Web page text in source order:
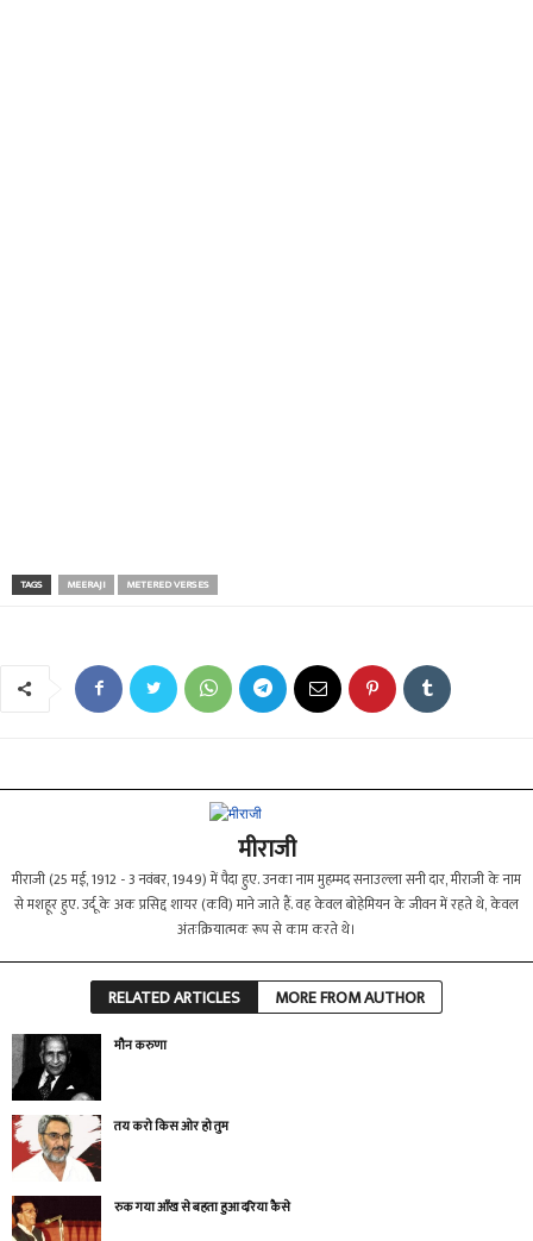
TAGS MEERAJI METERED VERSES
मीराजी
मीराजी (25 मई, 1912 - 3 नवंबर, 1949) में पैदा हुए. उनका नाम मुहम्मद सनाउल्ला सनी दार, मीराजी के नाम
से मशहूर हुए. उर्दू के अक प्रसिद्द शायर (कवि) माने जाते हैं. वह केवल बोहेमियन के जीवन में रहते थे, केवल
अंतःक्रियात्मक रूप से काम करते थे।
RELATED ARTICLES MORE FROM AUTHOR
मौन करुणा
तय करो किस ओर हो तुम
रुक गया आँख से बहता हुआ दरिया कैसे